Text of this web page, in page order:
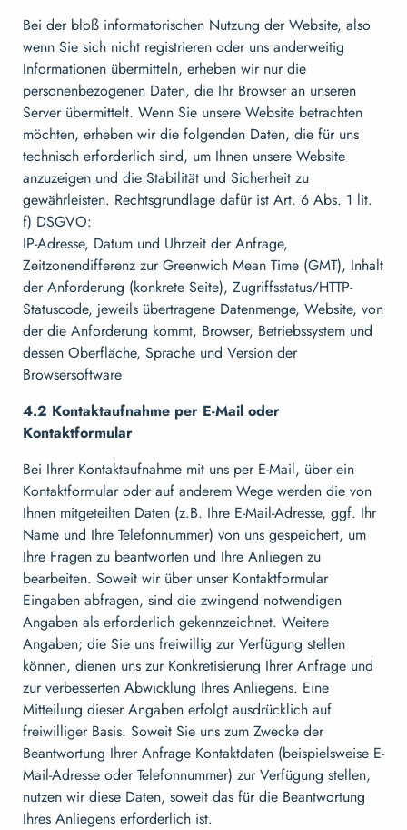
Bei der bloß informatorischen Nutzung der Website, also
wenn Sie sich nicht registrieren oder uns anderweitig
Informationen übermitteln, erheben wir nur die
personenbezogenen Daten, die Ihr Browser an unseren
Server übermittelt. Wenn Sie unsere Website betrachten
möchten, erheben wir die folgenden Daten, die für uns
technisch erforderlich sind, um Ihnen unsere Website
anzuzeigen und die Stabilität und Sicherheit zu
gewährleisten. Rechtsgrundlage dafür ist Art. 6 Abs. 1 lit.
f) DSGVO:
IP-Adresse, Datum und Uhrzeit der Anfrage,
Zeitzonendifferenz zur Greenwich Mean Time (GMT), Inhalt
der Anforderung (konkrete Seite), Zugriffsstatus/HTTP-
Statuscode, jeweils übertragene Datenmenge, Website, von
der die Anforderung kommt, Browser, Betriebssystem und
dessen Oberfläche, Sprache und Version der
Browsersoftware
4.2 Kontaktaufnahme per E-Mail oder
Kontaktformular
Bei Ihrer Kontaktaufnahme mit uns per E-Mail, über ein
Kontaktformular oder auf anderem Wege werden die von
Ihnen mitgeteilten Daten (z.B. Ihre E-Mail-Adresse, ggf. Ihr
Name und Ihre Telefonnummer) von uns gespeichert, um
Ihre Fragen zu beantworten und Ihre Anliegen zu
bearbeiten. Soweit wir über unser Kontaktformular
Eingaben abfragen, sind die zwingend notwendigen
Angaben als erforderlich gekennzeichnet. Weitere
Angaben; die Sie uns freiwillig zur Verfügung stellen
können, dienen uns zur Konkretisierung Ihrer Anfrage und
zur verbesserten Abwicklung Ihres Anliegens. Eine
Mitteilung dieser Angaben erfolgt ausdrücklich auf
freiwilliger Basis. Soweit Sie uns zum Zwecke der
Beantwortung Ihrer Anfrage Kontaktdaten (beispielsweise E-
Mail-Adresse oder Telefonnummer) zur Verfügung stellen,
nutzen wir diese Daten, soweit das für die Beantwortung
Ihres Anliegens erforderlich ist.